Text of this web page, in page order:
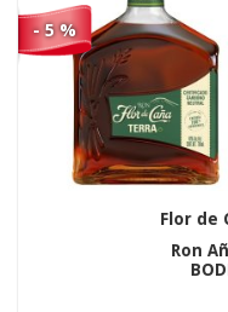
- 5 %
Flor de
Ron